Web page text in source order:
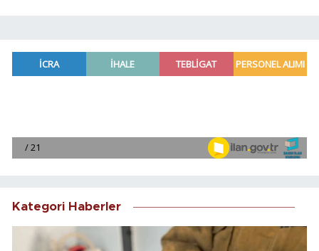
Kategori Haberler